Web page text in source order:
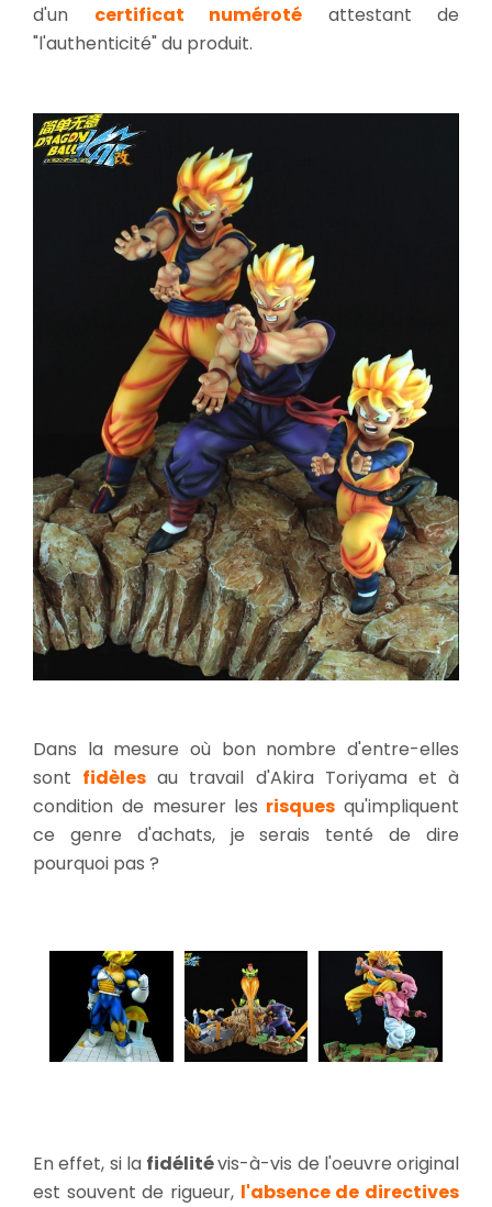
d'un certificat numéroté attestant de
"l'authenticité" du produit.
Dans la mesure où bon nombre d'entre-elles
sont fidèles au travail d'Akira Toriyama et à
condition de mesurer les risques qu'impliquent
ce genre d'achats, je serais tenté de dire
pourquoi pas ?
En effet, si la fidélitévis-à-vis de l'oeuvre original
est souvent de rigueur, l'absence de directives